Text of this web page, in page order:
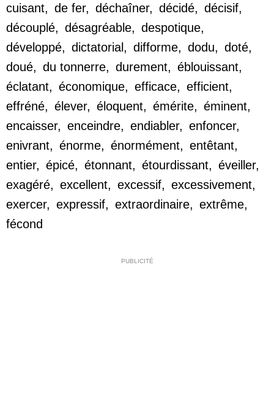
cuisant, de fer, déchaîner, décidé, décisif,
découplé, désagréable, despotique,
développé, dictatorial, difforme, dodu, doté,
doué, du tonnerre, durement, éblouissant,
éclatant, économique, efficace, efficient,
effréné, élever, éloquent, émérite, éminent,
encaisser, enceindre, endiabler, enfoncer,
enivrant, énorme, énormément, entêtant,
entier, épicé, étonnant, étourdissant, éveiller,
exagéré, excellent, excessif, excessivement,
exercer, expressif, extraordinaire, extrême,
fécond
PUBLICITÉ